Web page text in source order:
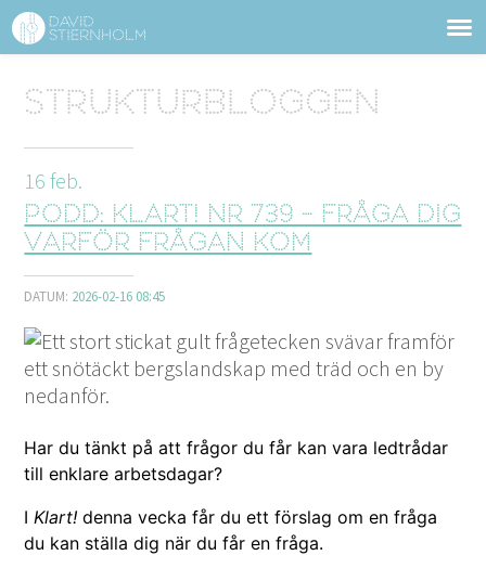
Sidhuvud
Navigering
FÖRELÄSNINGAR
KONTAKT
BLOGG
Strukturbloggen
16 feb.
Podd: Klart! nr 739 - Fråga dig
varför frågan kom
DATUM: 2026-02-16 08:45
Har du tänkt på att frå­gor du får kan vara ledtrå­dar
till enklare arbetsdagar?
IKlart! den­na vec­ka får du ett förslag om en frå­ga
du kan stäl­la dig när du får en fråga.